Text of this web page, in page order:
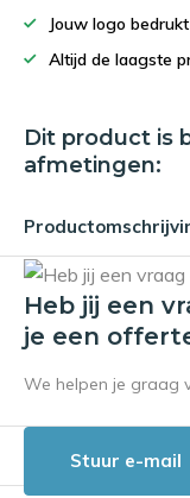
Jouw logo
Altijd de laagste
Dit product is
afmetingen:
Heb jij een
je een
We helpen je graag
Stuur e-mail